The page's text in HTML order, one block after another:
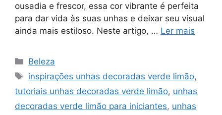
ousadia e frescor, essa cor vibrante é perfeita
para dar vida às suas unhas e deixar seu visual
ainda mais estiloso. Neste artigo, … Ler mais
Categorias
Beleza
Tags
inspirações unhas decoradas verde limão,
tutoriais unhas decoradas verde limão, unhas
decoradas verde limão para iniciantes, unhas